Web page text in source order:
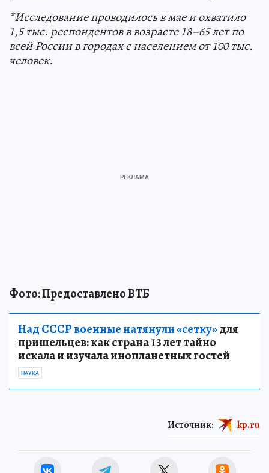
*Исследование проводилось в мае и охватило
1,5 тыс. респондентов в возрасте 18–65 лет по
всей России в городах с населением от 100 тыс.
человек.
Фото: Предоставлено ВТБ
Над СССР военные натянули «сетку»для
пришельцев: как страна 13 лет тайно
искала и изучала инопланетных гостей
НАУКА
Источник: kp.ru